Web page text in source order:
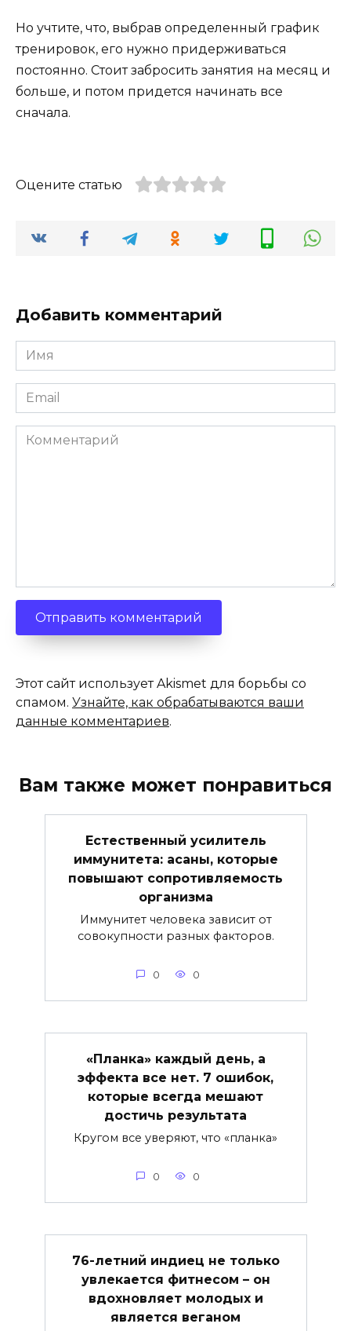
Но учтите, что, выбрав определенный график
тренировок, его нужно придерживаться
постоянно. Стоит забросить занятия на месяц и
больше, и потом придется начинать все
сначала.
Оцените статью
Добавить комментарий
Имя
*
Email
*
Комментарий
Этот сайт использует Akismet для борьбы со
спамом. Узнайте, как обрабатываются ваши
данные комментариев.
Вам также может понравиться
Естественный усилитель
иммунитета: асаны, которые
повышают сопротивляемость
организма
Иммунитет человека зависит от
совокупности разных факторов.
0 0
«Планка» каждый день, а
эффекта все нет. 7 ошибок,
которые всегда мешают
достичь результата
Кругом все уверяют, что «планка»
0 0
76-летний индиец не только
увлекается фитнесом – он
вдохновляет молодых и
является веганом